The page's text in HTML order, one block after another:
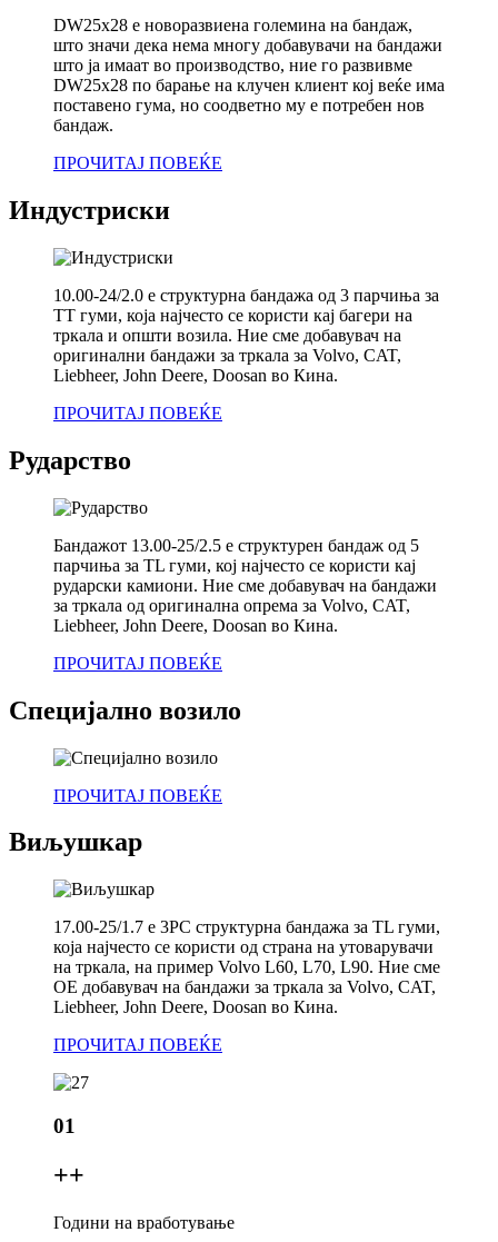
DW25x28 е новоразвиена големина на бандаж,
што значи дека нема многу добавувачи на бандажи
што ја имаат во производство, ние го развивме
DW25x28 по барање на клучен клиент кој веќе има
поставено гума, но соодветно му е потребен нов
бандаж.
ПРОЧИТАЈ ПОВЕЌЕ
Индустриски
10.00-24/2.0 е структурна бандажа од 3 парчиња за
TT гуми, која најчесто се користи кај багери на
тркала и општи возила. Ние сме добавувач на
оригинални бандажи за тркала за Volvo, CAT,
Liebheer, John Deere, Doosan во Кина.
ПРОЧИТАЈ ПОВЕЌЕ
Рударство
Бандажот 13.00-25/2.5 е структурен бандаж од 5
парчиња за TL гуми, кој најчесто се користи кај
рударски камиони. Ние сме добавувач на бандажи
за тркала од оригинална опрема за Volvo, CAT,
Liebheer, John Deere, Doosan во Кина.
ПРОЧИТАЈ ПОВЕЌЕ
Специјално возило
ПРОЧИТАЈ ПОВЕЌЕ
Виљушкар
17.00-25/1.7 е 3PC структурна бандажа за TL гуми,
која најчесто се користи од страна на утоварувачи
на тркала, на пример Volvo L60, L70, L90. Ние сме
OE добавувач на бандажи за тркала за Volvo, CAT,
Liebheer, John Deere, Doosan во Кина.
ПРОЧИТАЈ ПОВЕЌЕ
01
++
Години на вработување